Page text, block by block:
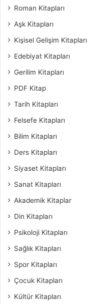
Roman Kitapları
Aşk Kitapları
Kişisel Gelişim Kitapları
Edebiyat Kitapları
Gerilim Kitapları
PDF Kitap
Tarih Kitapları
Felsefe Kitapları
Bilim Kitapları
Ders Kitapları
Siyaset Kitapları
Sanat Kitapları
Akademik Kitaplar
Din Kitapları
Psikoloji Kitapları
Sağlık Kitapları
Spor Kitapları
Çocuk Kitapları
Kültür Kitapları